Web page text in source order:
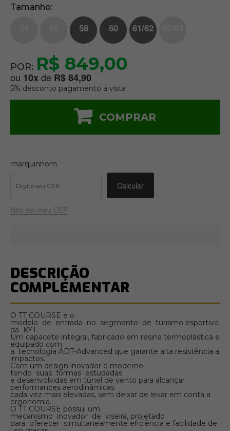
Tamanho
58 60 61/62
POR: R$ 849,00
ou 10xde R$ 84,90
5% desconto pagamento á vista
COMPRAR
marquinhom
Não sei meu CEP
DESCRIÇÃO
COMPLEMENTAR
O TT COURSE é o
modelo de entrada no segmento de turismo esportivo
da KYT.
Um capacete integral, fabricado em resina termoplástica e
equipado com
a tecnologia ADT-Advanced que garante alta resistência a
impactos.
Com um design inovador e moderno,
tendo suas formas estudadas
e desenvolvidas em túnel de vento para alcançar
performances aerodinâmicas
cada vez mais elevadas, sem deixar de levar em conta a
ergonomia.
O TT COURSE possui um
mecanismo inovador de viseira, projetado
para oferecer simultaneamente eficiência e facilidade de